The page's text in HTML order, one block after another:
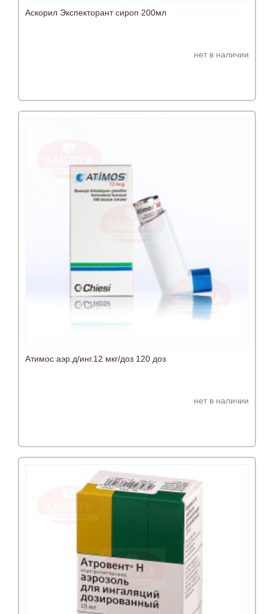
Аскорил Экспекторант сироп 200мл
нет в наличии
Атимос аэр.д/инг.12 мкг/доз 120 доз
нет в наличии